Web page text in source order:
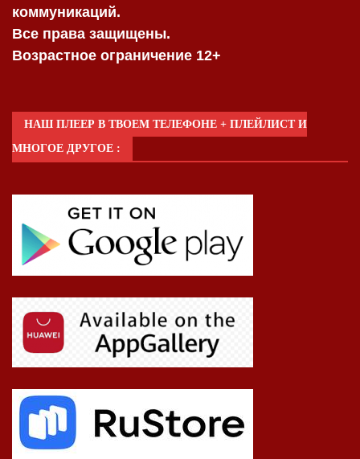
коммуникаций.
Все права защищены.
Возрастное ограничение 12+
НАШ ПЛЕЕР В ТВОЕМ ТЕЛЕФОНЕ + ПЛЕЙЛИСТ И
МНОГОЕ ДРУГОЕ :